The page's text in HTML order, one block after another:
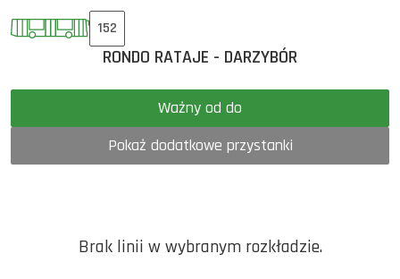
152
RONDO RATAJE - DARZYBÓR
Ważny od do
Pokaż dodatkowe przystanki
Brak linii w wybranym rozkładzie.